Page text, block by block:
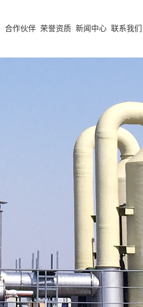
合作伙伴 荣誉资质 新闻中心 联系我们